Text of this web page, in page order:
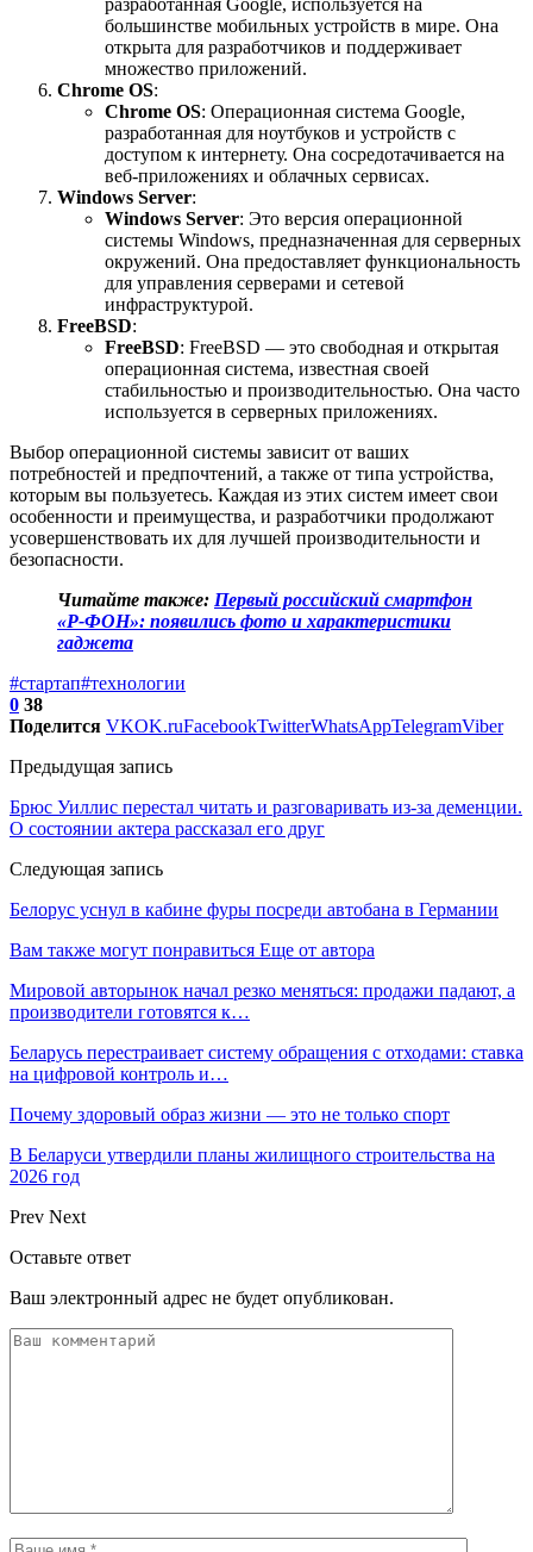
большинстве мобильных устройств в мире. Она
открыта для разработчиков и поддерживает
множество приложений.
Chrome OS:
Chrome OS: Операционная система Google,
разработанная для ноутбуков и устройств с
доступом к интернету. Она сосредотачивается на
веб-приложениях и облачных сервисах.
Windows Server:
Windows Server: Это версия операционной
системы Windows, предназначенная для серверных
окружений. Она предоставляет функциональность
для управления серверами и сетевой
инфраструктурой.
FreeBSD:
FreeBSD: FreeBSD — это свободная и открытая
операционная система, известная своей
стабильностью и производительностью. Она часто
используется в серверных приложениях.
Выбор операционной системы зависит от ваших
потребностей и предпочтений, а также от типа устройства,
которым вы пользуетесь. Каждая из этих систем имеет свои
особенности и преимущества, и разработчики продолжают
усовершенствовать их для лучшей производительности и
безопасности.
Читайте также: Первый российский смартфон
«Р-ФОН»: появились фото и характеристики
гаджета
#стартап#технологии
0 38
Поделится VKOK.ruFacebookTwitterWhatsAppTelegramViber
Предыдущая запись
Брюс Уиллис перестал читать и разговаривать из-за деменции.
О состоянии актера рассказал его друг
Следующая запись
Белорус уснул в кабине фуры посреди автобана в Германии
Вам также могут понравиться Еще от автора
Мировой авторынок начал резко меняться: продажи падают, а
производители готовятся к…
Беларусь перестраивает систему обращения с отходами: ставка
на цифровой контроль и…
Почему здоровый образ жизни — это не только спорт
В Беларуси утвердили планы жилищного строительства на
2026 год
Prev Next
Оставьте ответ
Ваш электронный адрес не будет опубликован.